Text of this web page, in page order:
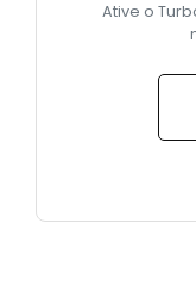
Ative o